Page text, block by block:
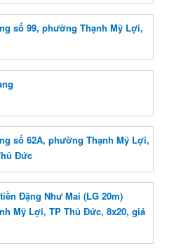
số 99, phường Thạnh Mỹ Lợi,
số 62A, phường Thạnh Mỹ Lợi,
Đức
Đặng Như Mai (LG 20m)
Mỹ Lợi, TP Thủ Đức, 8x20, giá